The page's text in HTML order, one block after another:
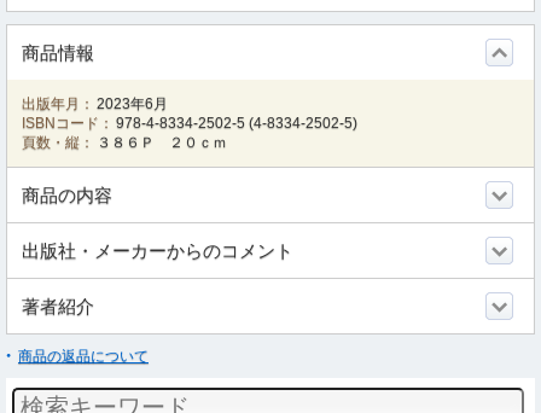
商品情報
出版年月： 2023年6月
ISBNコード： 978-4-8334-2502-5 (4-8334-2502-5)
頁数・縦：
３８６Ｐ ２０ｃｍ
商品の内容
出版社・メーカーからのコメント
著者紹介
商品の返品について